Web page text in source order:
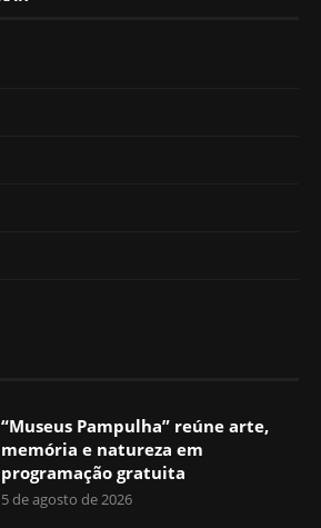
“Museus Pampulha” reúne arte,
memória e natureza em
programação gratuita
5 de agosto de 2026